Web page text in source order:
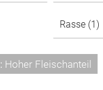
Hoher Fleischanteil